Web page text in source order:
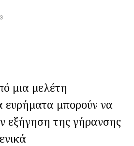
μια μελέτη
ευρήματα μπορούν να
εξήγηση της γήρανσης